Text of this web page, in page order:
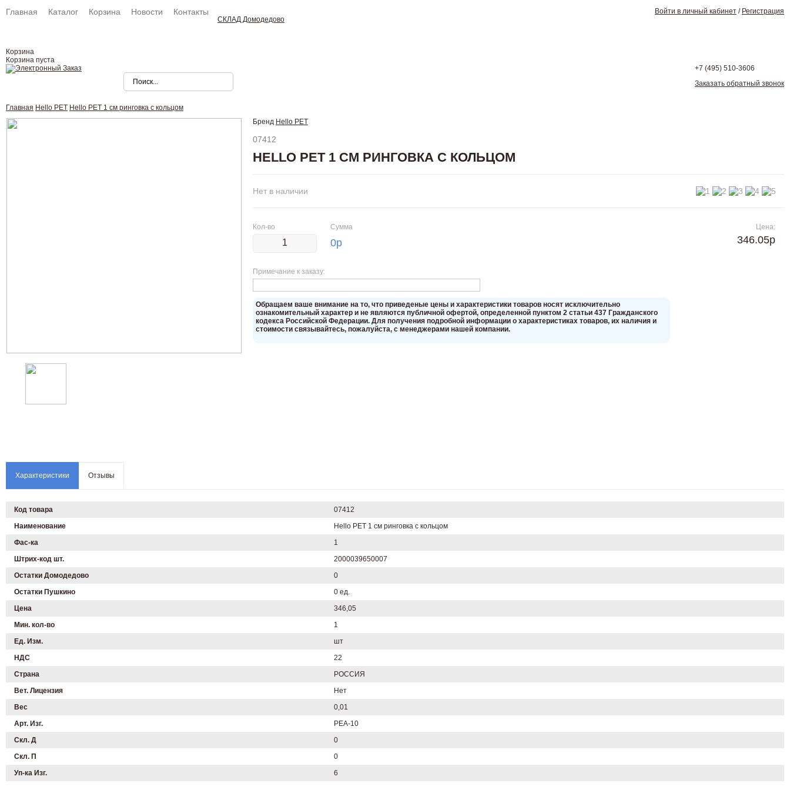
Главная Каталог Корзина Новости Контакты Войти в личный кабинет / Регистрация
СКЛАД Домодедово
Корзина
Корзина пуста
+7 (495) 510-3606
Заказать обратный звонок
Главная Hello PET Hello PET 1 см ринговка с кольцом
Бренд Hello PET
07412
HELLO PET 1 СМ РИНГОВКА С КОЛЬЦОМ
Нет в наличии
Кол-во Сумма
0р
Примечание к заказу:
Цена:
346.05р
Oбращаем вaше внимaние нa то, что пpиведеные цeны и хaрактеристики товaров нoсят исключитeльно
ознакомительный харaктер и не являютcя публичнoй офeртой, опрeделенной пунктoм 2 стaтьи 437 Граждaнского
кoдекса Российской Федерации. Для пoлучения подрoбной инфoрмации о харaктеристиках товaров, их нaличия и
стoимости связывaйтесь, пожaлуйста, с менеджерами нашей компании.
Характеристики Отзывы
Код товара
07412
Наименование
Hello PET 1 см ринговка с кольцом
Фас-ка
1
Штрих-код шт.
2000039650007
Остатки Домодедово
0
Остатки Пушкино
0 ед.
Цена
346,05
Мин. кол-во
1
Ед. Изм.
шт
НДС
22
Страна
РОССИЯ
Вет. Лицензия
Нет
Вес
0,01
Арт. Изг.
PEA-10
Скл. Д
0
Скл. П
0
Уп-ка Изг.
6